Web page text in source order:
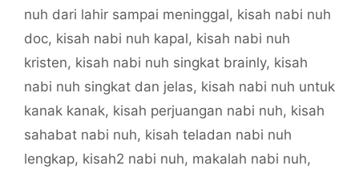
nuh dari lahir sampai meninggal, kisah nabi nuh
doc, kisah nabi nuh kapal, kisah nabi nuh
kristen, kisah nabi nuh singkat brainly, kisah
nabi nuh singkat dan jelas, kisah nabi nuh untuk
kanak kanak, kisah perjuangan nabi nuh, kisah
sahabat nabi nuh, kisah teladan nabi nuh
lengkap, kisah2 nabi nuh, makalah nabi nuh,